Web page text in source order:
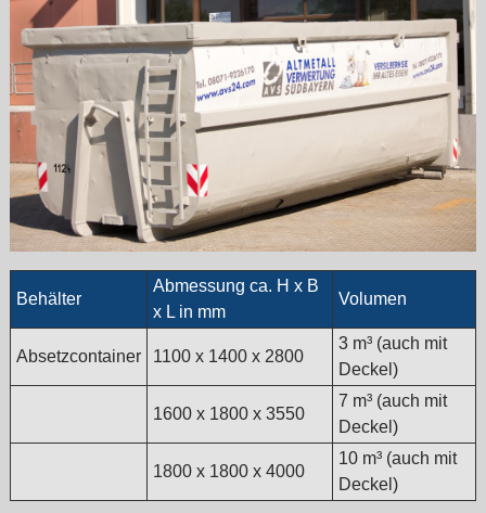
Behälter
Abmessung ca. H x B
x L in mm
Volumen
Absetzcontainer 1100 x 1400 x 2800
3 m³ (auch mit
Deckel)
1600 x 1800 x 3550
7 m³ (auch mit
Deckel)
1800 x 1800 x 4000
10 m³ (auch mit
Deckel)